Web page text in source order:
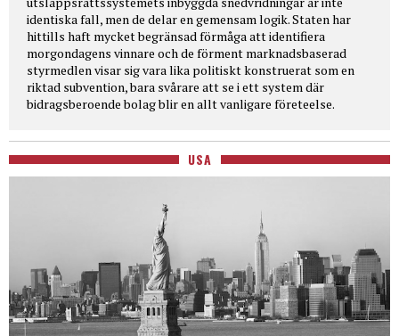
identiska fall, men de delar en gemensam logik. Staten har
hittills haft mycket begränsad förmåga att identifiera
morgondagens vinnare och de förment marknadsbaserad
styrmedlen visar sig vara lika politiskt konstruerat som en
riktad subvention, bara svårare att se i ett system där
bidragsberoende bolag blir en allt vanligare företeelse.
USA